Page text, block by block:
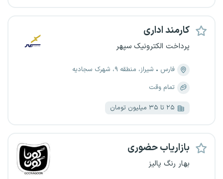
کارمند اداری
پرداخت الکترونیک سپهر
فارس
شیراز، منطقه ۹، شهرک سجادیه
تمام وقت
۲۵ تا ۳۵ میلیون تومان
بازاریاب حضوری
بهار رنگ پالیز